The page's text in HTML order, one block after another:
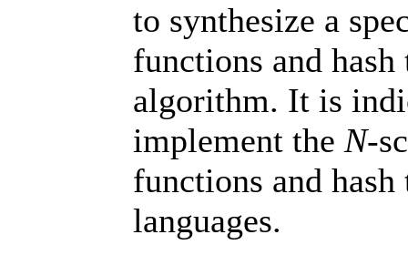
to synthesize a
functions and
algorithm. It is
implement the N-
functions and
languages.